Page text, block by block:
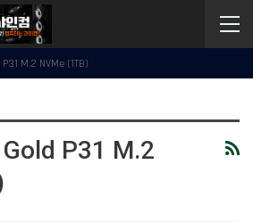
M.2 NVMe (1TB)
P31 M.2